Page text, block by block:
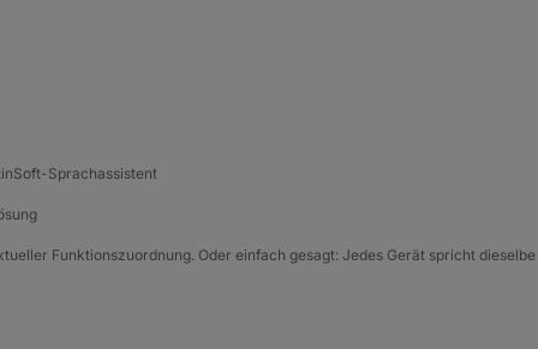
Sprachassistent
Funktionszuordnung. Oder einfach gesagt: Jedes Gerät spricht